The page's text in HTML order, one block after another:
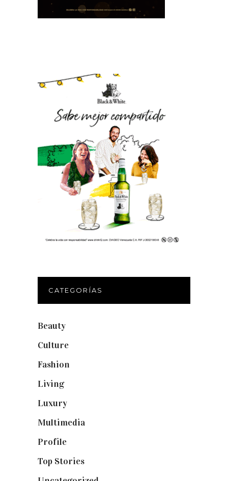
CATEGORÍAS
Beauty
Culture
Fashion
Living(337)
Luxury
Multimedia
Profile
Top Stories